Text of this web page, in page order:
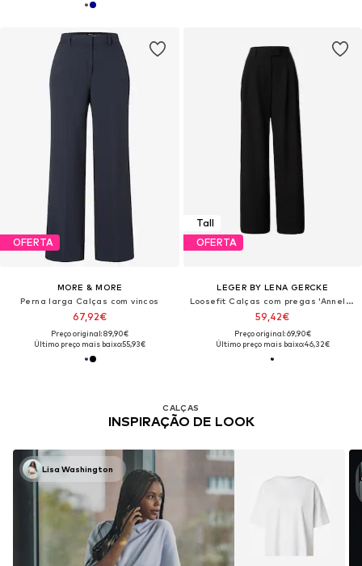
OFERTA
MORE & MORE
Perna larga Calças com vincos
67,92€
Preço original: 89,90€
Último preço mais baixo:55,93€
Tall
OFERTA
LEGER BY LENA GERCKE
Loosefit Calças com pregas 'Annelie Tall'
59,42€
Preço original: 69,90€
Último preço mais baixo:46,32€
CALÇAS
INSPIRAÇÃO DE LOOK
Lisa Washington